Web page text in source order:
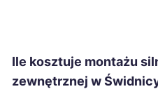
Malbork
Ile kosztuje montażu
zewnętrznej w